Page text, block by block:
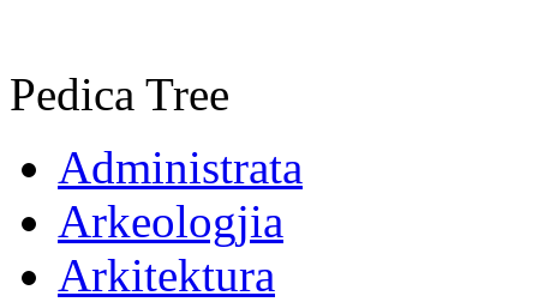
Pedica Tree
Administrata
Arkeologjia
Arkitektura